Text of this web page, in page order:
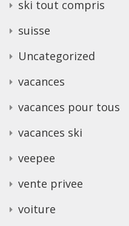
ski tout compris
suisse
Uncategorized
vacances
vacances pour tous
vacances ski
veepee
vente privee
voiture